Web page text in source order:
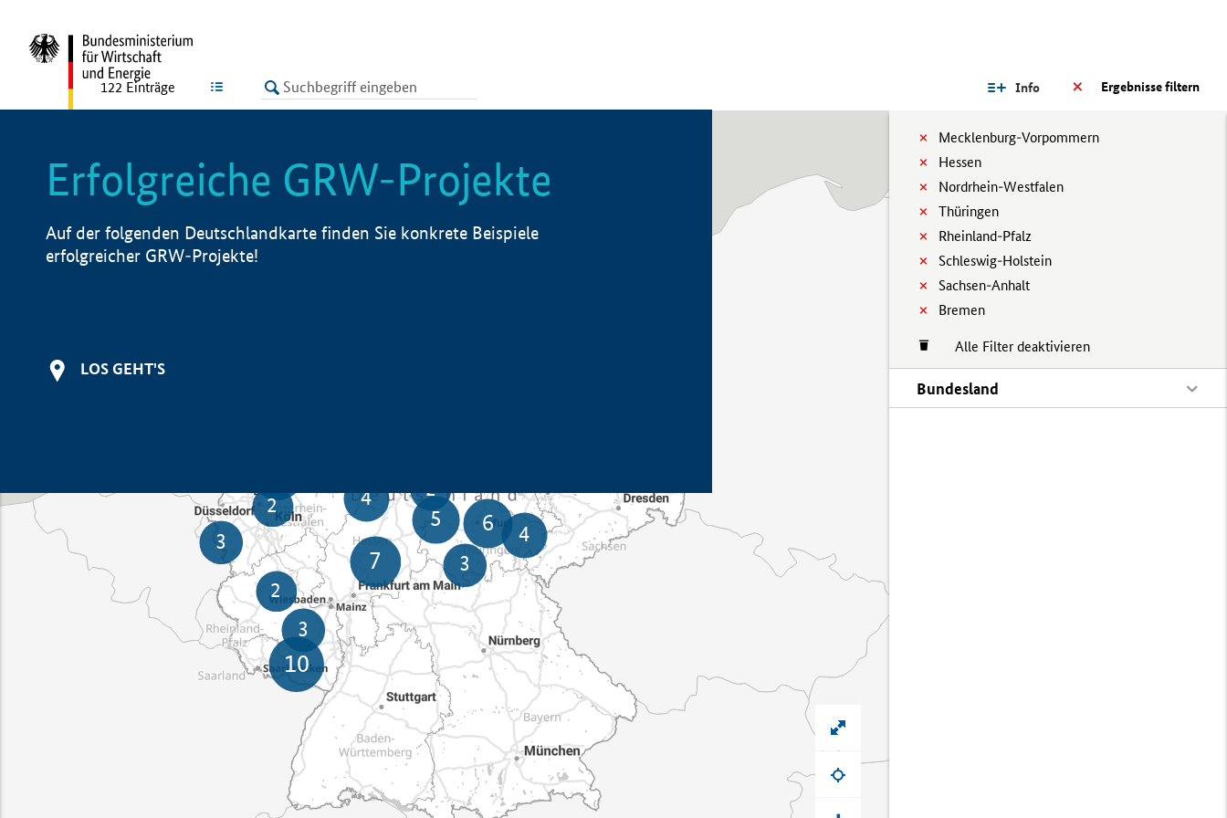
LISTE Ergebnisse filtern
Info
Mecklenburg-Vorpommern
Hessen
Nordrhein-Westfalen
Thüringen
Rheinland-Pfalz
Schleswig-Holstein
Sachsen-Anhalt
Bremen
Alle Filter deaktivieren
Bundesland
122 Einträge
Erfolgreiche GRW-Projekte
Auf der folgenden Deutschlandkarte finden Sie konkrete Beispiele
erfolgreicher GRW-Projekte!
LOS GEHT'S